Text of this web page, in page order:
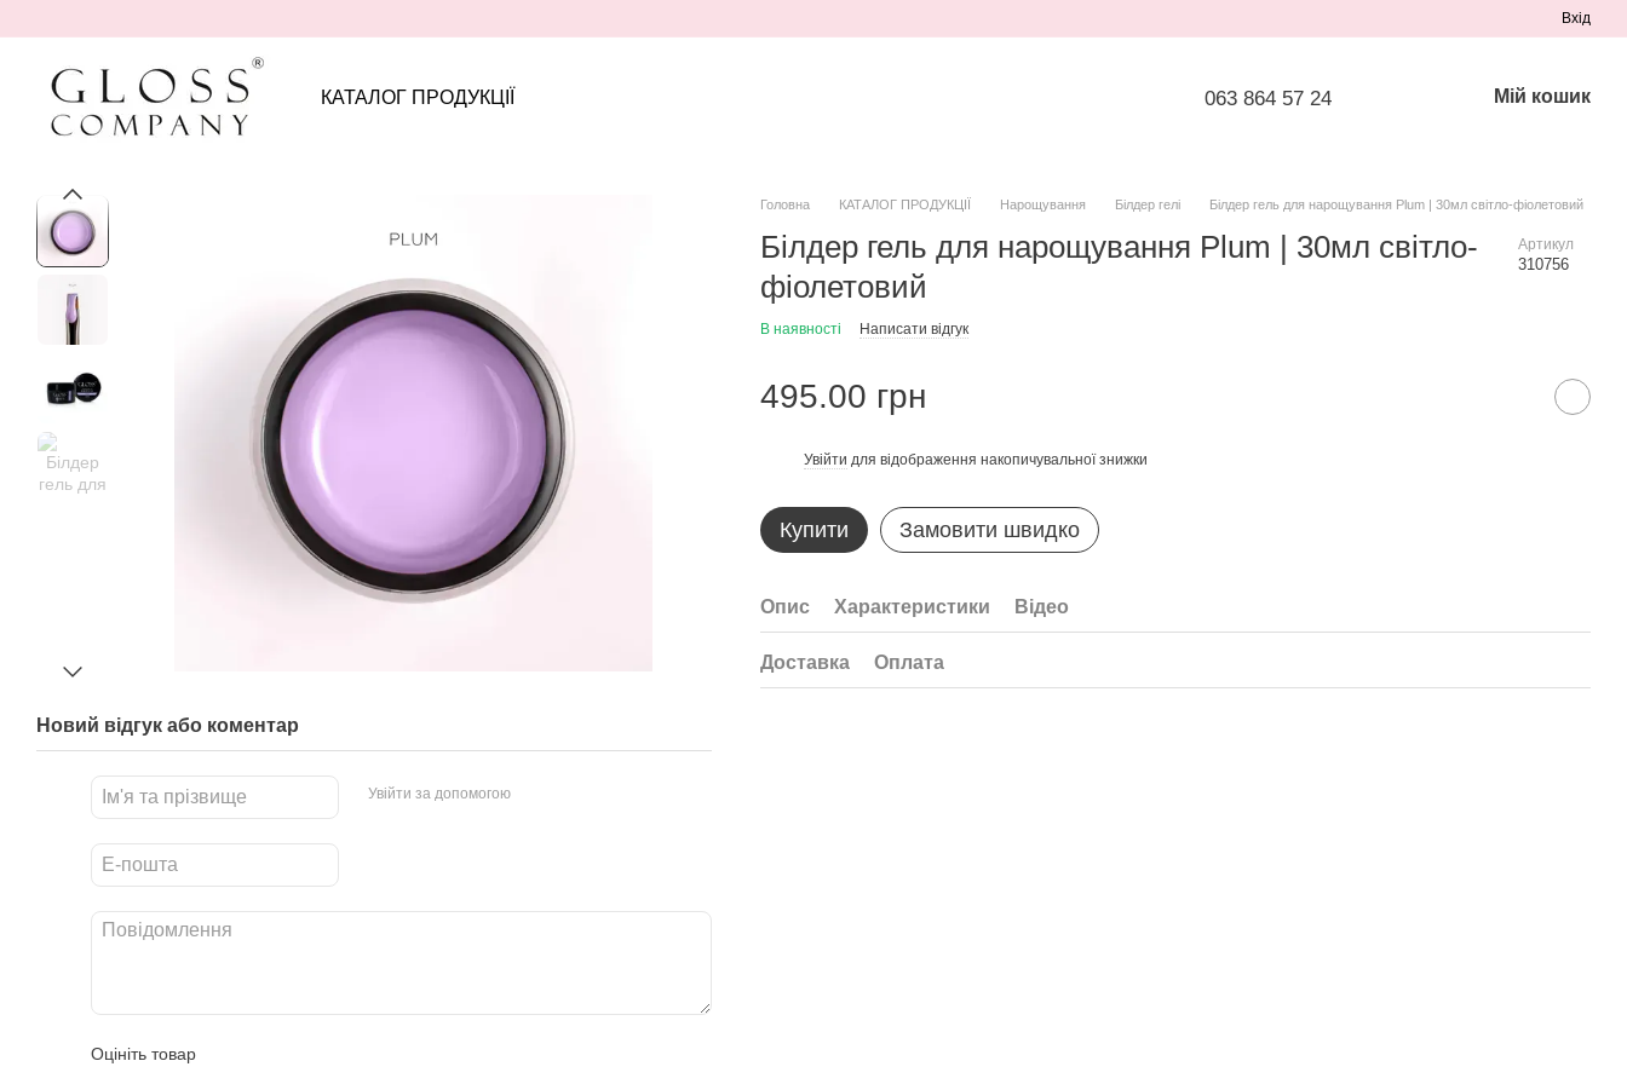
Вхід
КАТАЛОГ ПРОДУКЦІЇ 063 864 57 24 Мій кошик
Новий відгук або коментар
Увійти за допомогою
Оцініть товар
Головна КАТАЛОГ ПРОДУКЦІЇ Нарощування Білдер гелі Білдер гель для нарощування Plum | 30мл світло-фіолетовий
Білдер гель для нарощування Plum | 30мл світло-
фіолетовий
Артикул
310756
В наявності Написати відгук
495.00 грн
Увійти для відображення накопичувальної знижки
Купити Замовити швидко
Опис Характеристики Відео
Доставка Оплата